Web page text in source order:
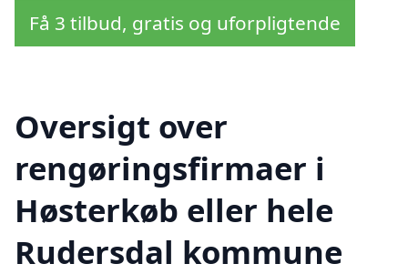
Få 3 tilbud, gratis og uforpligtende
Oversigt over
rengøringsfirmaer i
Høsterkøb eller hele
Rudersdal kommune